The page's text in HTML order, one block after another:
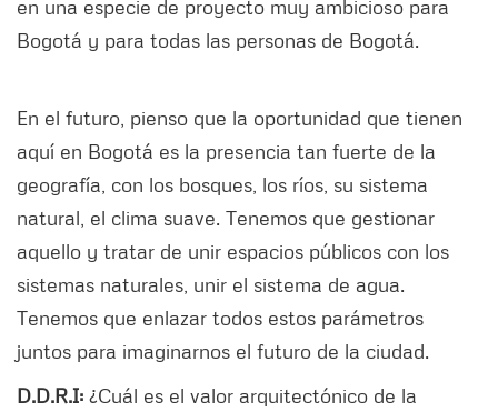
en una especie de proyecto muy ambicioso para
Bogotá y para todas las personas de Bogotá.
En el futuro, pienso que la oportunidad que tienen
aquí en Bogotá es la presencia tan fuerte de la
geografía, con los bosques, los ríos, su sistema
natural, el clima suave. Tenemos que gestionar
aquello y tratar de unir espacios públicos con los
sistemas naturales, unir el sistema de agua.
Tenemos que enlazar todos estos parámetros
juntos para imaginarnos el futuro de la ciudad.
D.D.R.I: ¿Cuál es el valor arquitectónico de la